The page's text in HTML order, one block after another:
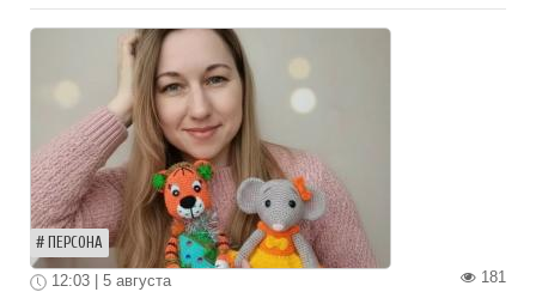
ПЕРСОНА
181
12:03 | 5 августа